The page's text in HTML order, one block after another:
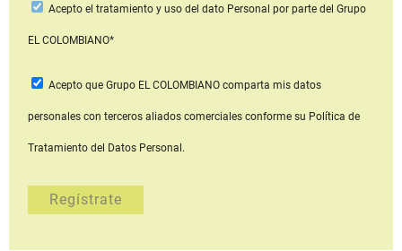
Acepto el tratamiento y uso del dato Personal por parte del Grupo
EL COLOMBIANO*
Acepto que Grupo EL COLOMBIANOcomparta mis datos
personales con terceros aliados comerciales conforme su Política de
Tratamiento del Datos Personal.